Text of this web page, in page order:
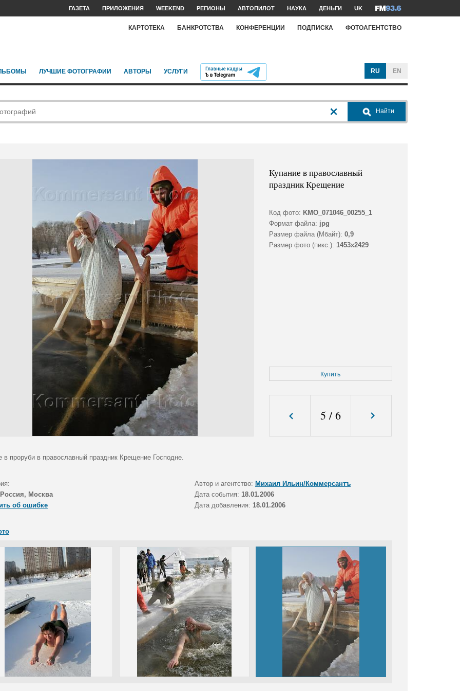
ГАЗЕТА ПРИЛОЖЕНИЯ WEEKEND РЕГИОНЫ АВТОПИЛОТ НАУКА ДЕНЬГИ UK
КАРТОТЕКА БАНКРОТСТВА КОНФЕРЕНЦИИ ПОДПИСКА ФОТОАГЕНТСТВО
ЛУЧШИЕ ФОТОГРАФИИ АВТОРЫ УСЛУГИ RU EN
Найти
Купание в православный
праздник Крещение
Код фото: KMO_071046_00255_1
Формат файла: jpg
Размер файла (Мбайт): 0,9
Размер фото (пикс.): 1453x2429
Купить
5 /6
в проруби в православный праздник Крещение Господне.
Автор и агентство: Михаил Ильин/Коммерсантъ
Россия, Москва Дата события: 18.01.2006
об ошибке
Дата добавления: 18.01.2006